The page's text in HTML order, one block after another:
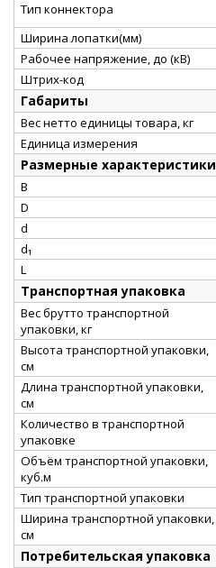
Тип коннектора
Ширина лопатки(мм)
Рабочее напряжение, до (кВ)
Штрих-код
Габариты
Вес нетто единицы товара, кг
Единица измерения
Размерные характеристики
B
D
d
d₁
L
Транспортная упаковка
Вес брутто транспортной
упаковки, кг
Высота транспортной упаковки,
см
Длина транспортной упаковки,
см
Количество в транспортной
упаковке
Объём транспортной упаковки,
куб.м
Тип транспортной упаковки
Ширина транспортной упаковки,
см
Потребительская упаковка